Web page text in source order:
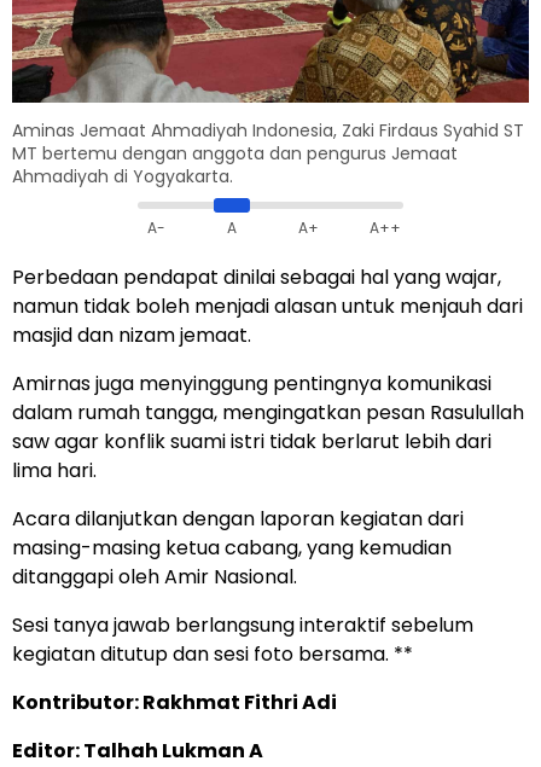
Aminas Jemaat Ahmadiyah Indonesia, Zaki Firdaus Syahid ST
MT bertemu dengan anggota dan pengurus Jemaat
Ahmadiyah di Yogyakarta.
A- A A+ A++
Perbedaan pendapat dinilai sebagai hal yang wajar,
namun tidak boleh menjadi alasan untuk menjauh dari
masjid dan nizam jemaat.
Amirnas juga menyinggung pentingnya komunikasi
dalam rumah tangga, mengingatkan pesan Rasulullah
saw agar konflik suami istri tidak berlarut lebih dari
lima hari.
Acara dilanjutkan dengan laporan kegiatan dari
masing-masing ketua cabang, yang kemudian
ditanggapi oleh Amir Nasional.
Sesi tanya jawab berlangsung interaktif sebelum
kegiatan ditutup dan sesi foto bersama. **
Kontributor: Rakhmat Fithri Adi
Editor: Talhah Lukman A